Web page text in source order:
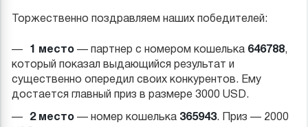
Торжественно поздравляем наших победителей:
1 место — партнер с номером кошелька 646788,
который показал выдающийся результат и
существенно опередил своих конкурентов. Ему
достается главный приз в размере 3000 USD.
2 место — номер кошелька 365943. Приз — 2000